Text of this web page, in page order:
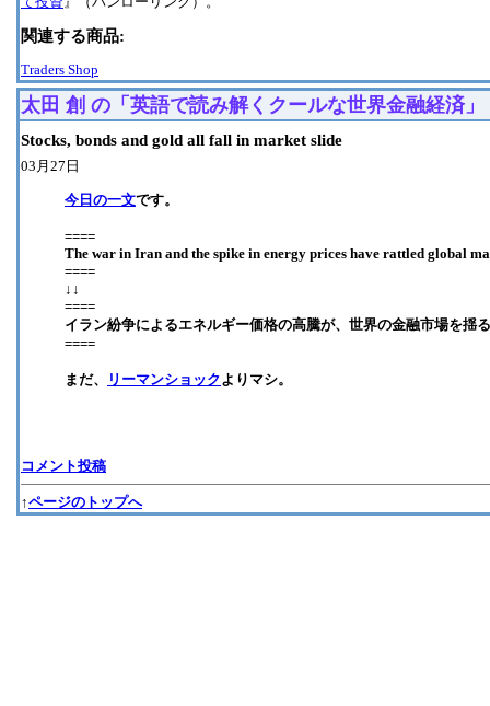
関連する商品:
Traders Shop
太田 創 の「英語で読み解くクールな世界金融経済」
Stocks, bonds and gold all fall in market slide
03月27日
今日の一文です。
====
The war in Iran and the spike in energy prices have rattled global
====
↓↓
====
イラン紛争によるエネルギー価格の高騰が、世界の金融市場を揺
====
まだ、 リーマンショック よりマシ。
コメント投稿
↑ページのトップへ